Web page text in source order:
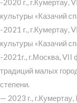
-2020 г., г.Кумертау,
культуры «Казачий
-2021 г., г.Кумертау,
культуры «Казачий
-2021г., г.Москва, VII
традиций малых
степени.
— 2023 г.,